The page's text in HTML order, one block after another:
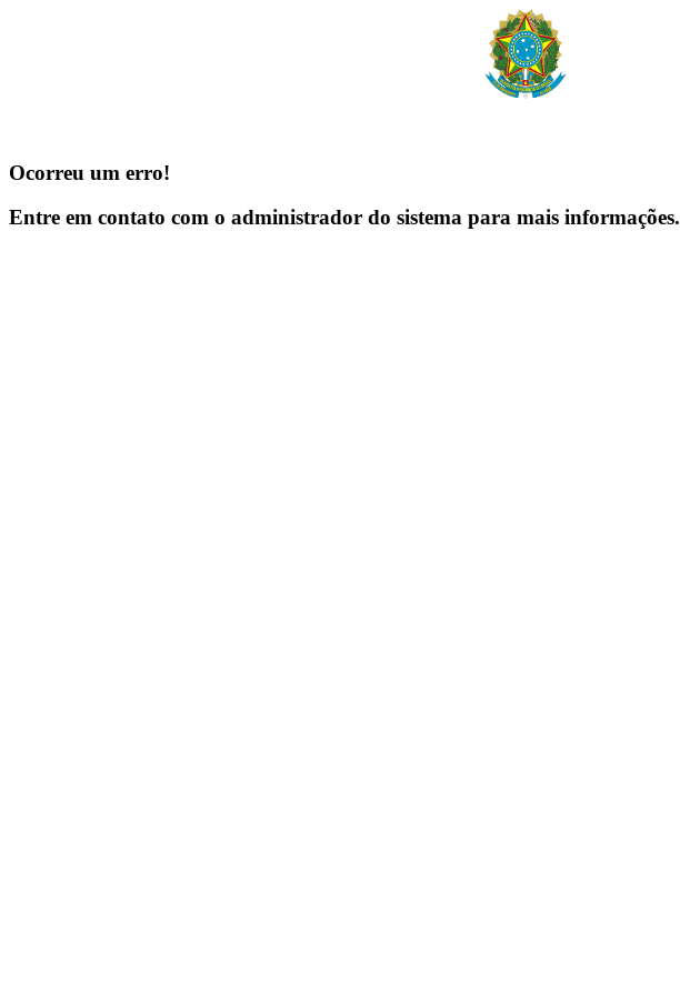
Ocorreu um erro!
Entre em contato com o administrador do sistema para mais informações.